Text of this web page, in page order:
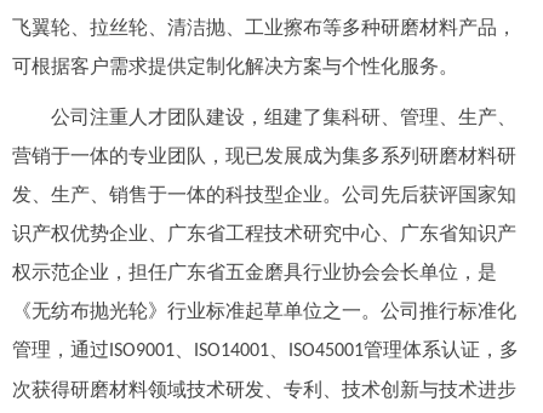
飞翼轮、拉丝轮、清洁抛、工业擦布等多种研磨材料产品，
可根据客户需求提供定制化解决方案与个性化服务。
公司注重人才团队建设，组建了集科研、管理、生产、
营销于一体的专业团队，现已发展成为集多系列研磨材料研
发、生产、销售于一体的科技型企业。公司先后获评国家知
识产权优势企业、广东省工程技术研究中心、广东省知识产
权示范企业，担任广东省五金磨具行业协会会长单位，是
《无纺布抛光轮》行业标准起草单位之一。公司推行标准化
管理，通过 ISO9001 ISO14001 ISO45001管理体系认证，多
次获得研磨材料领域技术研发、专利、技术创新与技术进步